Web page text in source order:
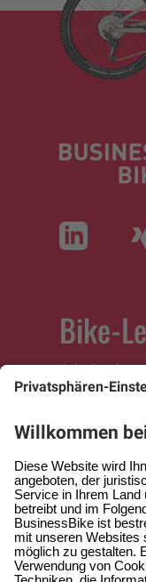
Bike-
Arbeitgeber
Fachhändler
Service
Hilfe &
Hilfe-Center